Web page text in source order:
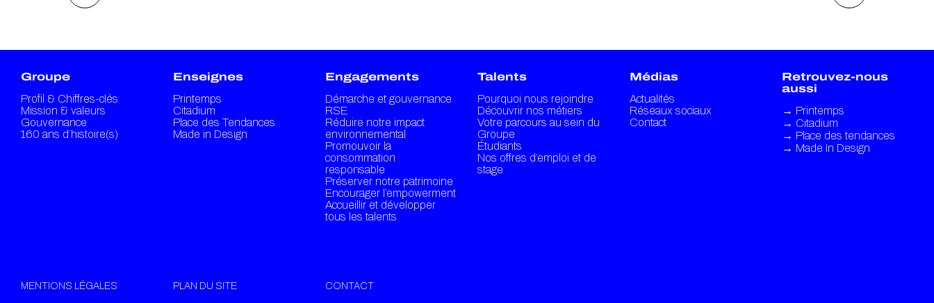
Groupe
Profil & Chiffres-clés
Mission & valeurs
Gouvernance
160 ans d’histoire(s)
Enseignes
Printemps
Citadium
Place des Tendances
Made in Design
Engagements
Démarche et gouvernance
RSE
Réduire notre impact
environnemental
Promouvoir la
consommation
responsable
Préserver notre patrimoine
Encourager l’empowerment
Accueillir et développer
tous les talents
Talents
Pourquoi nous rejoindre
Découvrir nos métiers
Votre parcours au sein du
Groupe
Étudiants
Nos offres d’emploi et de
stage
Médias
Actualités
Réseaux sociaux
Contact
Retrouvez-nous
aussi
→ Printemps
→ Citadium
→ Place des tendances
→ Made In Design
MENTIONS LÉGALES PLAN DU SITE CONTACT